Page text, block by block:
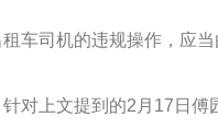
车司机的违规操作，应
对上文提到的2月17日